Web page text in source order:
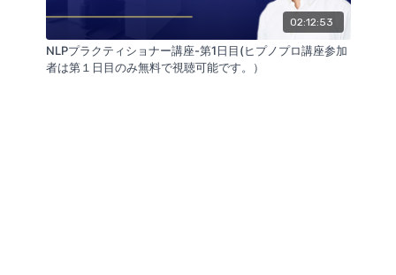
02:12:53
NLPプラクティショナー講座-第1日目(ヒプノプロ講座参加
者は第１日目のみ無料で視聴可能です。）